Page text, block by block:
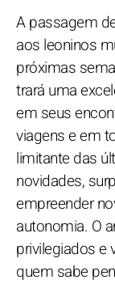
A passagem
aos leoninos
próximas
trará uma
em seus
viagens e em
limitante das
novidades,
empreender
autonomia. O
privilegiados e
quem sabe